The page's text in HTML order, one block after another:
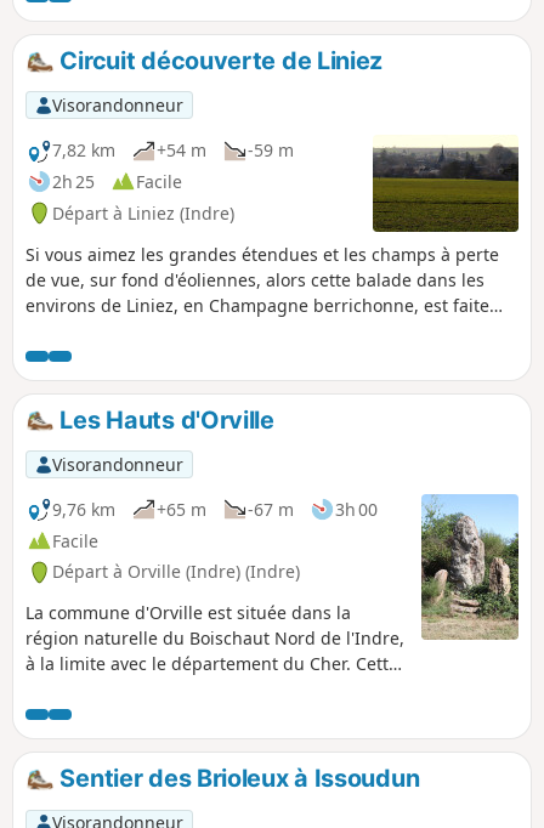
Circuit découverte de Liniez
Visorandonneur
7,82 km
+54 m
-59 m
2h 25
Facile
Départ à Liniez (Indre)
Si vous aimez les grandes étendues et les champs à perte
de vue, sur fond d'éoliennes, alors cette balade dans les
environs de Liniez, en Champagne berrichonne, est faite
de la Pierre Levée.
Les Hauts d'Orville
Visorandonneur
9,76 km
+65 m -67 m
3h 00
Facile
Départ à Orville (Indre) (Indre)
La commune d'Orville est située dans la
région naturelle du Boischaut Nord de l'Indre,
à la limite avec le département du Cher. Cette
alentours, notamment sa jolie petite église
restaurée, quelques pierres levées et le
Moulin de Venet.
Sentier des Brioleux à Issoudun
Visorandonneur